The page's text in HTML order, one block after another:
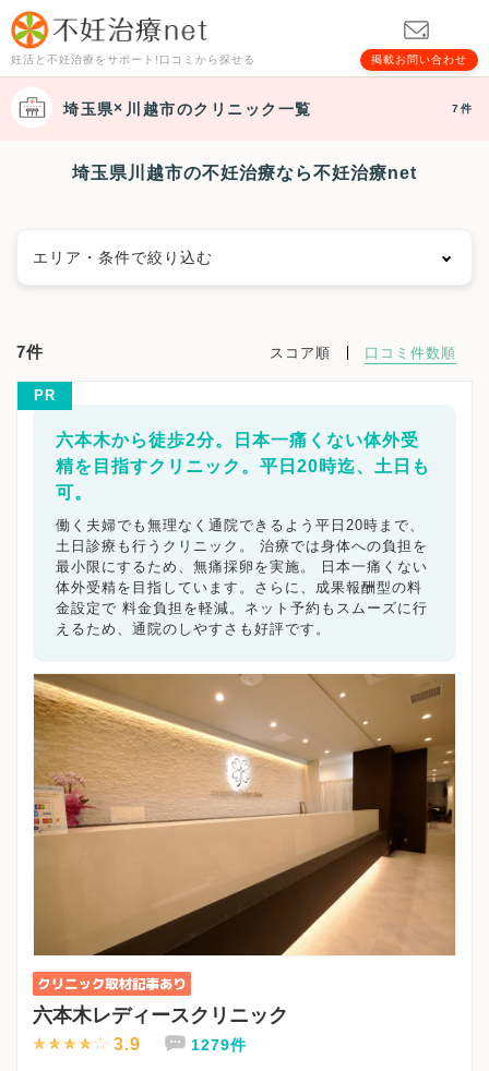
妊活と不妊治療をサポート!口コミから探せる 掲載お問い合わせ
埼玉県 川越市のクリニック一覧 7件
埼玉県川越市の不妊治療なら不妊治療net
エリア・条件で絞り込む
さいたま市大宮区
さいたま市南区
さいたま市緑区
さいたま市岩槻区
川越市
熊谷市 川口市 行田市 秩父市
所沢市
飯能市
羽生市
鴻巣市 深谷市 上尾市
越谷市
蕨市
戸田市 入間市 朝霞市 志木市
和光市
新座市
桶川市 久喜市 北本市 八潮市
富士見市
三郷市
蓮田市 坂戸市 幸手市 鶴ヶ島市
日高市
吉川市
ふじみ野市 白岡市 埼玉県その他地域
キーワードで絞る
不妊カウンセリング ブライダルチェック
不妊検査
タイミング療法
人工授精 体外受精
顕微授精
先進医療
男性不妊/無精子症 ED治療
漢方処方
プラセンタ
不育症 子宮鏡検査 腹腔鏡手術
女医在籍
不妊治療専門 凍結保存
電子決済可
マイナ受付
クレジットカード利用可
7件 スコア順 口コミ件数順
PR
六本木から徒歩2分。日本一痛くない体外受
精を目指すクリニック。平日20時迄、土日も
可。
働く夫婦でも無理なく通院できるよう平日20時まで、
土日診療も行うクリニック。 治療では身体への負担を
最小限にするため、無痛採卵を実施。 日本一痛くない
体外受精を目指しています。さらに、成果報酬型の料
金設定で 料金負担を軽減。ネット予約もスムーズに行
えるため、通院のしやすさも好評です。
六本木レディースクリニック
3.9 1279件